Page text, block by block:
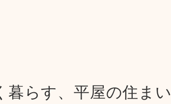
暮らす、平屋の住まい